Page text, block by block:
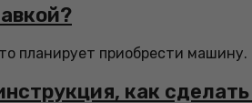
планирует приобрести
как